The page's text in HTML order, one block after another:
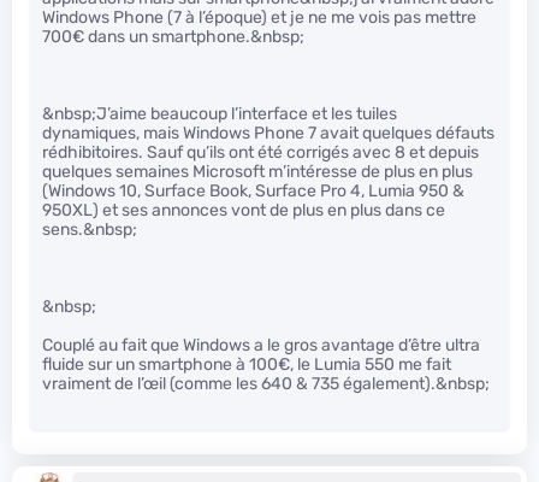
Windows Phone (7 à l’époque) et je ne me vois pas mettre
700€ dans un smartphone.&nbsp;
&nbsp;J’aime beaucoup l’interface et les tuiles
dynamiques, mais Windows Phone 7 avait quelques défauts
rédhibitoires. Sauf qu’ils ont été corrigés avec 8 et depuis
quelques semaines Microsoft m’intéresse de plus en plus
(Windows 10, Surface Book, Surface Pro 4, Lumia 950 &
950XL) et ses annonces vont de plus en plus dans ce
sens.&nbsp;
&nbsp;
Couplé au fait que Windows a le gros avantage d’être ultra
fluide sur un smartphone à 100€, le Lumia 550 me fait
vraiment de l’œil (comme les 640 & 735 également).&nbsp;